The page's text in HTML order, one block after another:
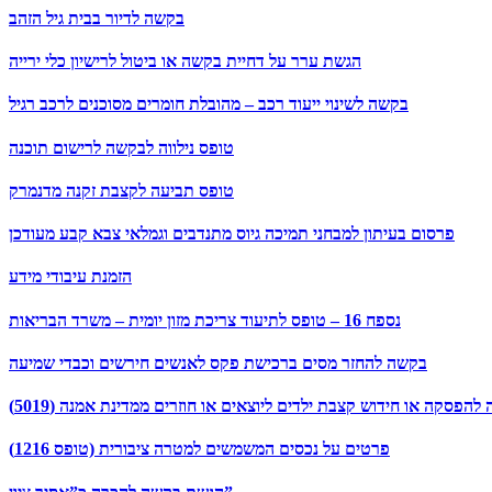
בקשה לדיור בבית גיל הזהב
הגשת ערר על דחיית בקשה או ביטול לרישיון כלי ירייה
בקשה לשינוי ייעוד רכב – מהובלת חומרים מסוכנים לרכב רגיל
טופס נילווה לבקשה לרישום תוכנה
טופס תביעה לקצבת זקנה מדנמרק
פרסום בעיתון למבחני תמיכה גיוס מתנדבים וגמלאי צבא קבע מעודכן
הזמנת עיבודי מידע
נספח 16 – טופס לתיעוד צריכת מזון יומית – משרד הבריאות
בקשה להחזר מסים ברכישת פקס לאנשים חירשים וכבדי שמיעה
או חידוש קצבת ילדים ליוצאים או חוזרים ממדינת אמנה (5019)
פרטים על נכסים המשמשים למטרה ציבורית (טופס 1216)